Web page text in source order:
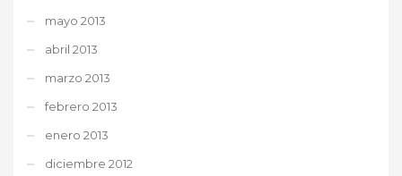
mayo 2013
abril 2013
marzo 2013
febrero 2013
enero 2013
diciembre 2012